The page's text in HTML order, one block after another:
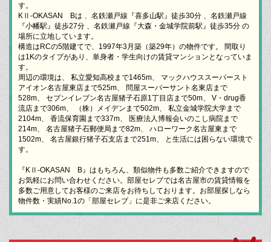
す。
KⅡ-OKASAN Bは 、名鉄瀬戸線『喜多山駅』徒歩30分 、名鉄瀬戸線
『小幡駅』徒歩27分 、名鉄瀬戸線『大森・金城学院前駅』徒歩35分 の
場所に立地しています。
構造はRCの5階建てで、1997年3月築（築29年）の物件です。 間取り
は1Kのタイプがあり、単身者・学生向けの賃貸マンションとなっていま
す。
周辺の環境は、 私立愛知高校まで1465m、 マックハウススーパースト
アイオン名古屋東店まで525m、 問屋スーパーサント名東店まで
528m、 セブンイレブン名古屋猪子石原1丁目店まで50m、 V・drug香
流店まで306m、 （株）メイデンまで502m、 私立金城学院大学まで
2104m、 香流保育園まで337m、 医療法人博報会いのこし病院まで
214m、 名古屋猪子石郵便局まで82m、 ハローワーク名古屋東まで
1502m、 名古屋銀行猪子石支店まで251m、 と生活には困らない環境で
す。
『KⅡ-OKASAN B』はもちろん、類似物件も多数ご紹介できますので
お気軽にお問い合わせください。部屋セレブでは名古屋市の賃貸情報を
多数ご用意してお客様のご来店をお待ちしております。お部屋探しなら
物件数・実績No.1の「部屋セレブ」に是非ご来店ください。